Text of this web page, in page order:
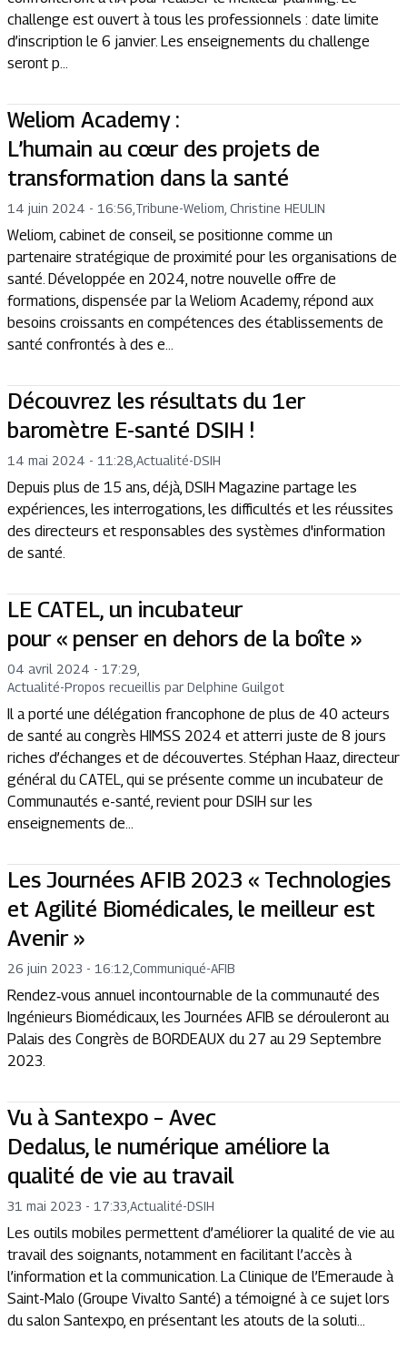
challenge est ouvert à tous les professionnels : date limite
d’inscription le 6 janvier. Les enseignements du challenge
seront p...
Weliom Academy :
L’humain au cœur des projets de
transformation dans la santé
14 juin 2024 - 16:56 Tribune-Weliom, Christine HEULIN
Weliom, cabinet de conseil, se positionne comme un
partenaire stratégique de proximité pour les organisations de
santé. Développée en 2024, notre nouvelle offre de
formations, dispensée par la Weliom Academy, répond aux
besoins croissants en compétences des établissements de
santé confrontés à des e...
Découvrez les résultats du 1er
baromètre E-santé DSIH !
14 mai 2024 - 11:28 Actualité-DSIH
Depuis plus de 15 ans, déjà, DSIH Magazine partage les
expériences, les interrogations, les difficultés et les réussites
des directeurs et responsables des systèmes d'information
de santé.
LE CATEL, un incubateur
pour « penser en dehors de la boîte »
04 avril 2024 - 17:29
Actualité-Propos recueillis par Delphine Guilgot
Il a porté une délégation francophone de plus de 40 acteurs
de santé au congrès HIMSS 2024 et atterri juste de 8 jours
riches d’échanges et de découvertes. Stéphan Haaz, directeur
général du CATEL, qui se présente comme un incubateur de
Communautés e-santé, revient pour DSIH sur les
enseignements de...
Les Journées AFIB 2023 « Technologies
et Agilité Biomédicales, le meilleur est
Avenir »
26 juin 2023 - 16:12 Communiqué-AFIB
Rendez‐vous annuel incontournable de la communauté des
Ingénieurs Biomédicaux, les Journées AFIB se dérouleront au
Palais des Congrès de BORDEAUX du 27 au 29 Septembre
2023.
Vu à Santexpo – Avec
Dedalus, le numérique améliore la
qualité de vie au travail
31 mai 2023 - 17:33 Actualité-DSIH
Les outils mobiles permettent d’améliorer la qualité de vie au
travail des soignants, notamment en facilitant l’accès à
l’information et la communication. La Clinique de l’Emeraude à
Saint-Malo (Groupe Vivalto Santé) a témoigné à ce sujet lors
du salon Santexpo, en présentant les atouts de la soluti...